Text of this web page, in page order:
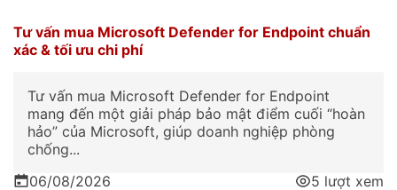
Tư vấn mua Microsoft Defender for Endpoint chuẩn
xác & tối ưu chi phí
Tư vấn mua Microsoft Defender for Endpoint
mang đến một giải pháp bảo mật điểm cuối “hoàn
hảo” của Microsoft, giúp doanh nghiệp phòng
chống...
06/08/2026
5 lượt xem